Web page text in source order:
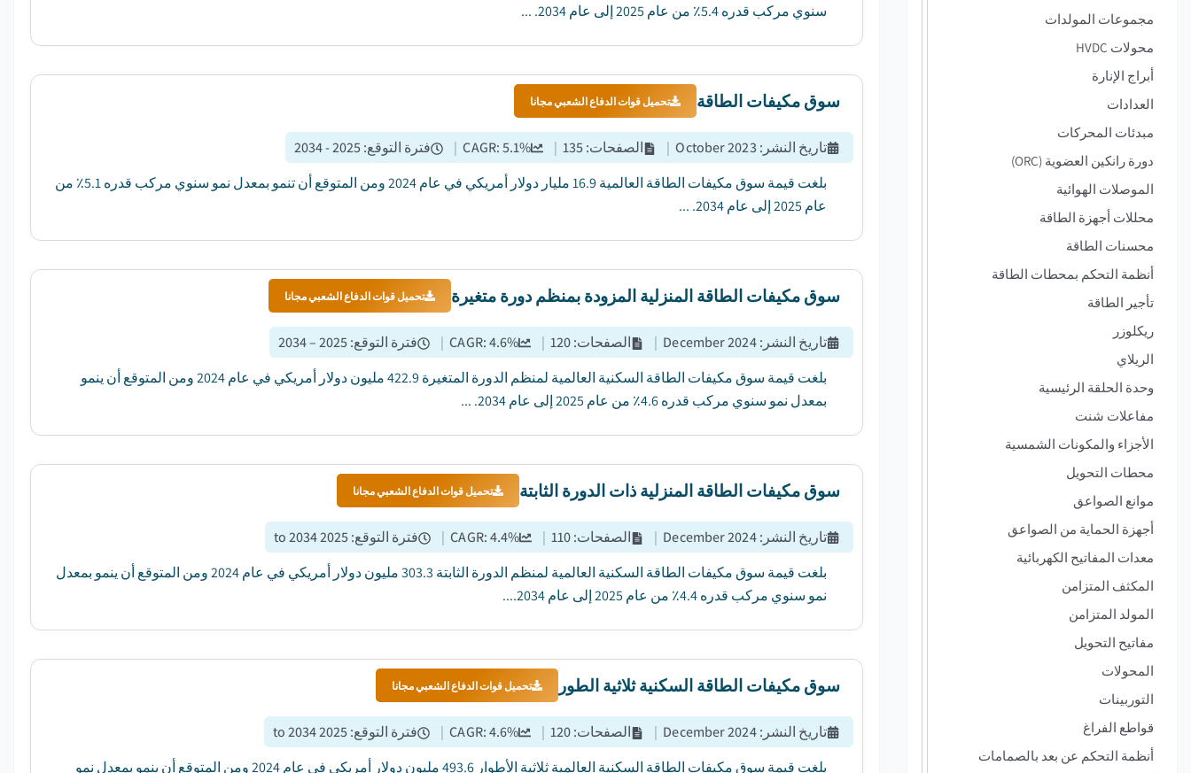
مجموعات المولدات
محولات HVDC
أبراج الإنارة
العدادات
مبدئات المحركات
دورة رانكين العضوية (ORC)
الموصلات الهوائية
محللات أجهزة الطاقة
محسنات الطاقة
أنظمة التحكم بمحطات الطاقة
تأجير الطاقة
ريكلوزر
الريلاي
وحدة الحلقة الرئيسية
مفاعلات شنت
الأجزاء والمكونات الشمسية
محطات التحويل
موانع الصواعق
أجهزة الحماية من الصواعق
معدات المفاتيح الكهربائية
المكثف المتزامن
المولد المتزامن
مفاتيح التحويل
المحولات
التوربينات
قواطع الفراغ
أنظمة التحكم عن بعد بالصمامات
سنوي مركب قدره 5.4٪ من عام 2025 إلى عام 2034. ...
سوق مكيفات الطاقة تحميل قوات الدفاع الشعبي مجانا
تاريخ النشر :
October 2023
| الصفحات:
135
|
CAGR:5.1%
| فترة التوقع:
2025 - 2034
بلغت قيمة سوق مكيفات الطاقة العالمية 16.9 مليار دولار أمريكي في عام 2024 ومن المتوقع أن تنمو بمعدل نمو سنوي مركب قدره 5.1٪ من
عام 2025 إلى عام 2034. ...
سوق مكيفات الطاقة المنزلية المزودة بمنظم دورة متغيرة تحميل قوات الدفاع الشعبي مجانا
تاريخ النشر :
December 2024
| الصفحات:
120
|
CAGR:4.6%
| فترة التوقع:
2025 – 2034
بلغت قيمة سوق مكيفات الطاقة السكنية العالمية لمنظم الدورة المتغيرة 422.9 مليون دولار أمريكي في عام 2024 ومن المتوقع أن ينمو
بمعدل نمو سنوي مركب قدره 4.6٪ من عام 2025 إلى عام 2034. ...
سوق مكيفات الطاقة المنزلية ذات الدورة الثابتة تحميل قوات الدفاع الشعبي مجانا
تاريخ النشر :
December 2024
| الصفحات:
110
|
CAGR:4.4%
| فترة التوقع:
2025 to 2034
بلغت قيمة سوق مكيفات الطاقة السكنية العالمية لمنظم الدورة الثابتة 303.3 مليون دولار أمريكي في عام 2024 ومن المتوقع أن ينمو بمعدل
نمو سنوي مركب قدره 4.4٪ من عام 2025 إلى عام 2034....
سوق مكيفات الطاقة السكنية ثلاثية الطور تحميل قوات الدفاع الشعبي مجانا
تاريخ النشر :
December 2024
| الصفحات:
120
|
CAGR:4.6%
| فترة التوقع:
2025 to 2034
بلغت قيمة سوق مكيفات الطاقة السكنية العالمية ثلاثية الأطوار 493.6 مليون دولار أمريكي في عام 2024 ومن المتوقع أن ينمو بمعدل نمو